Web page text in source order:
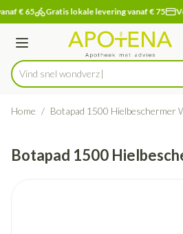
Ga naar de inhoud
1 van 1
€ 65 Gratis lokale levering vanaf € 75
Menu
Product, merk, categorie...
Vind snel
Home / Botapad 1500 Hielbeschermer
Botapad 1500